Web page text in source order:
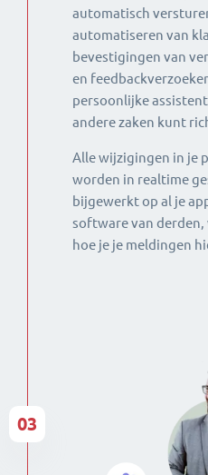
automatisch
automatiseren van
bevestigingen van
en
persoonlijke
andere zaken kunt
Alle wijzigingen in je
worden in realtime
bijgewerkt op al je
software van derden,
hoe je je meldingen
03